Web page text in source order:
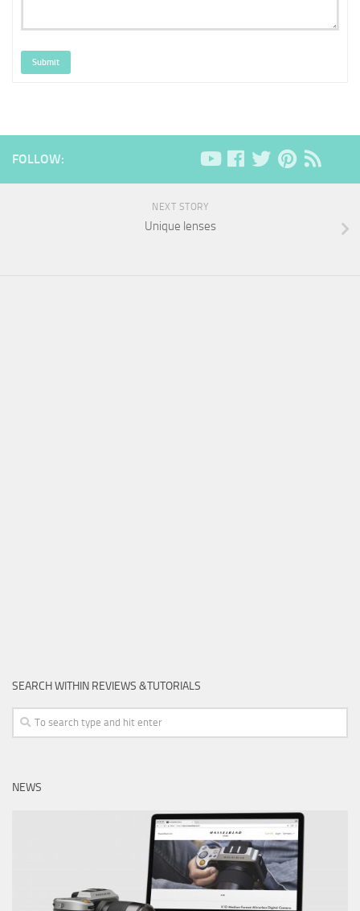
Submit
FOLLOW:
NEXT STORY
Unique lenses
SEARCH WITHIN REVIEWS &TUTORIALS
NEWS